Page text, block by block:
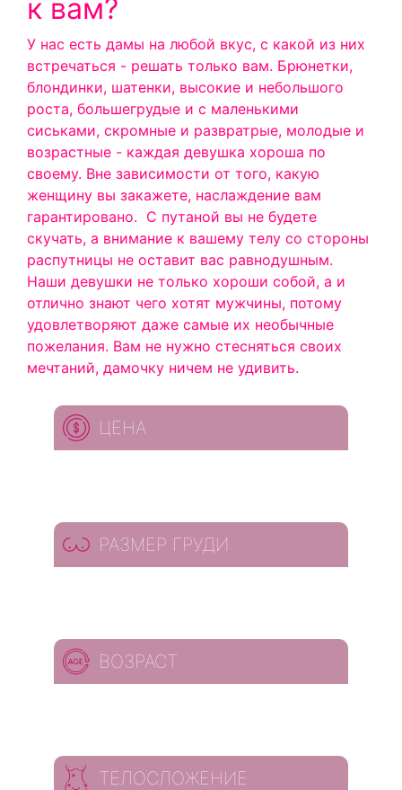
к вам?
У нас есть дамы на любой вкус, с какой из них
встречаться - решать только вам. Брюнетки,
блондинки, шатенки, высокие и небольшого
роста, большегрудые и с маленькими
сиськами, скромные и развратрые, молодые и
возрастные - каждая девушка хороша по
своему. Вне зависимости от того, какую
женщину вы закажете, наслаждение вам
гарантировано. С путаной вы не будете
скучать, а внимание к вашему телу со стороны
распутницы не оставит вас равнодушным.
Наши девушки не только хороши собой, а и
отлично знают чего хотят мужчины, потому
удовлетворяют даже самые их необычные
пожелания. Вам не нужно стесняться своих
мечтаний, дамочку ничем не удивить.
ЦЕНА
РАЗМЕР ГРУДИ
ВОЗРАСТ
ТЕЛОСЛОЖЕНИЕ